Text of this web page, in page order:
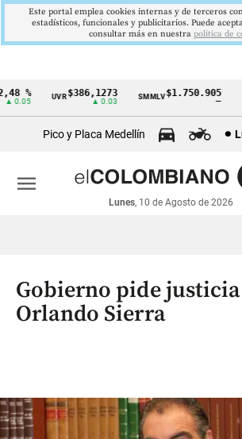
Cintillo
económicos
Colombia
% UVR$386,1273
▲ 0.03
SMMLV$1.750.905
Pico y Placa Medellín
Lunes, 10 de Agosto de 2026
menu
Gobierno pide justicia
Orlando Sierra
Este portal emplea cookies internas y de terceros
estadísticos, funcionales y publicitarios. Puede
consultar más en nuestra politica de